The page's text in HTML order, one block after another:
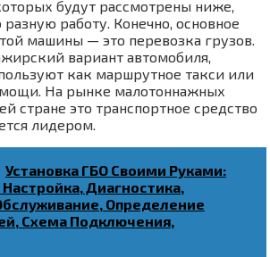
будут рассмотрены ниже,
работу. Конечно, основное
машины — это перевозка грузов.
вариант автомобиля,
как маршрутное такси или
На рынке малотоннажных
стране это транспортное средство
лидером.
Установка ГБО Своими Руками:
Диагностика,
Определение
Схема Подключения,